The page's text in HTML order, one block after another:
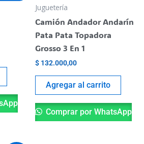
Juguetería
Camión Andador Andarín
Pata Pata Topadora
Grosso 3 En 1
$ 132.000,00
Agregar al carrito
Comprar por WhatsApp